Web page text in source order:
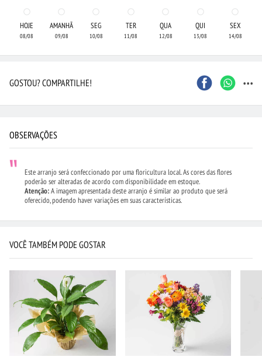
HOJE
08/08
AMANHÃ
09/08
SEG
10/08
TER
11/08
QUA
12/08
QUI
13/08
SEX
14/08
GOSTOU? COMPARTILHE! ...
OBSERVAÇÕES
Este arranjo será confeccionado por uma floricultura local. As cores das flores
poderão ser alteradas de acordo com disponibilidade em estoque.
Atenção:A imagem apresentada deste arranjo é similar ao produto que será
oferecido, podendo haver variações em suas características.
VOCÊ TAMBÉM PODE GOSTAR